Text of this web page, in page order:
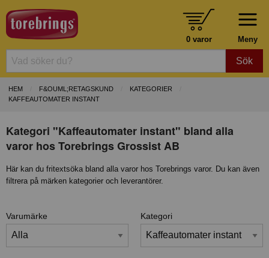
Meny
0 varor
Sök
HEM F&OUML;RETAGSKUND
KATEGORIER
KAFFEAUTOMATER INSTANT
Kategori "Kaffeautomater instant" bland alla
varor hos Torebrings Grossist AB
Här kan du fritextsöka bland alla varor hos Torebrings varor. Du kan även
filtrera på märken kategorier och leverantörer.
Varumärke Kategori